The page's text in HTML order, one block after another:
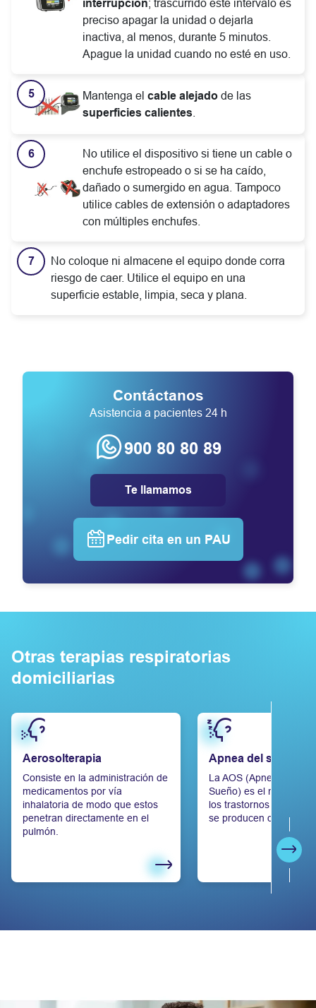
interrupción; trascurrido este intervalo es
preciso apagar la unidad o dejarla
inactiva, al menos, durante 5 minutos.
Apague la unidad cuando no esté en uso.
Mantenga el cable alejadode las
superficies calientes
No utilice el dispositivo si tiene un cable o
enchufe estropeado o si se ha caído,
dañado o sumergido en agua. Tampoco
utilice cables de extensión o adaptadores
con múltiples enchufes.
No coloque ni almacene el equipo donde corra
riesgo de caer. Utilice el equipo en una
superficie estable, limpia, seca y plana.
Contáctanos
Asistencia a pacientes 24 h
900 80 80 89
Te llamamos
Pedir cita en un PAU
Otras terapias respiratorias
domiciliarias
Aerosolterapia
Consiste en la administración de
medicamentos por vía
inhalatoria de modo que estos
penetran directamente en el
pulmón.
Saber más
Apnea del sueño
La AOS (Apnea
Sueño) es el más
los trastornos
se producen durante el
Saber más